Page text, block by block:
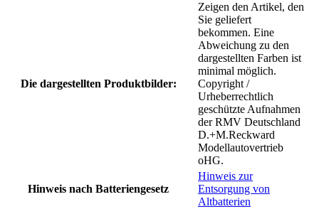
Die dargestellten Produktbilder:
Zeigen den Artikel, den
Sie geliefert
bekommen. Eine
Abweichung zu den
dargestellten Farben ist
minimal möglich.
Copyright /
Urheberrechtlich
geschützte Aufnahmen
der RMV Deutschland
D.+M.Reckward
Modellautovertrieb
oHG.
Hinweis nach Batteriengesetz
Hinweis zur
Entsorgung von
Altbatterien